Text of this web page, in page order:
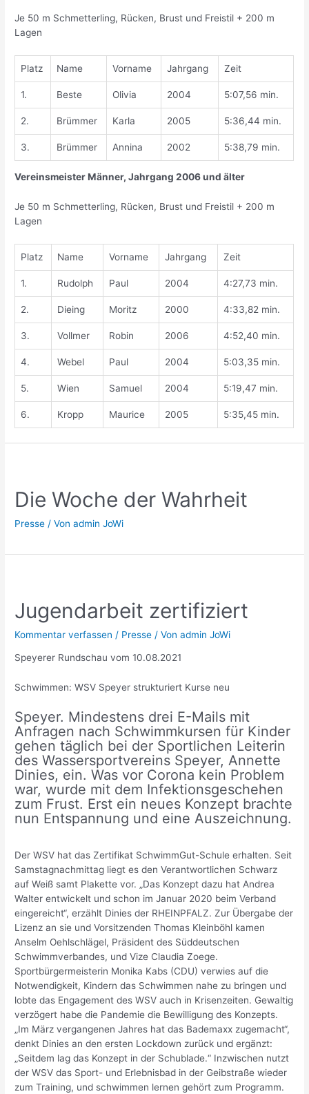
Je 50 m Schmetterling, Rücken, Brust und Freistil + 200 m
Lagen
Platz Name Vorname Jahrgang Zeit
1. Beste Olivia 2004 5:07,56 min.
2. Brümmer Karla 2005 5:36,44 min.
3. Brümmer Annina 2002 5:38,79 min.
Vereinsmeister Männer, Jahrgang 2006 und älter
Je 50 m Schmetterling, Rücken, Brust und Freistil + 200 m
Lagen
Platz Name Vorname Jahrgang Zeit
1. Rudolph Paul 2004 4:27,73 min.
2. Dieing Moritz 2000 4:33,82 min.
3. Vollmer Robin 2006 4:52,40 min.
4. Webel Paul 2004 5:03,35 min.
5. Wien Samuel 2004 5:19,47 min.
6. Kropp Maurice 2005 5:35,45 min.
Die Woche der Wahrheit
Presse / Vonadmin JoWi
Jugendarbeit zertifiziert
Kommentar verfassen / Presse / Vonadmin JoWi
Speyerer Rundschau vom 10.08.2021
Schwimmen: WSV Speyer strukturiert Kurse neu
Speyer. Mindestens drei E-Mails mit
Anfragen nach Schwimmkursen für Kinder
gehen täglich bei der Sportlichen Leiterin
des Wassersportvereins Speyer, Annette
Dinies, ein. Was vor Corona kein Problem
war, wurde mit dem Infektionsgeschehen
zum Frust. Erst ein neues Konzept brachte
nun Entspannung und eine Auszeichnung.
Der WSV hat das Zertifikat SchwimmGut-Schule erhalten. Seit
Samstagnachmittag liegt es den Verantwortlichen Schwarz
auf Weiß samt Plakette vor. „Das Konzept dazu hat Andrea
Walter entwickelt und schon im Januar 2020 beim Verband
eingereicht“, erzählt Dinies der RHEINPFALZ. Zur Übergabe der
Lizenz an sie und Vorsitzenden Thomas Kleinböhl kamen
Anselm Oehlschlägel, Präsident des Süddeutschen
Schwimmverbandes, und Vize Claudia Zoege.
Sportbürgermeisterin Monika Kabs (CDU) verwies auf die
Notwendigkeit, Kindern das Schwimmen nahe zu bringen und
lobte das Engagement des WSV auch in Krisenzeiten. Gewaltig
verzögert habe die Pandemie die Bewilligung des Konzepts.
„Im März vergangenen Jahres hat das Bademaxx zugemacht“,
denkt Dinies an den ersten Lockdown zurück und ergänzt:
„Seitdem lag das Konzept in der Schublade.“ Inzwischen nutzt
der WSV das Sport- und Erlebnisbad in der Geibstraße wieder
zum Training, und schwimmen lernen gehört zum Programm.